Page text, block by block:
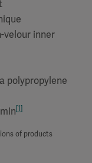
velour inner
polypropylene
[1]
of products